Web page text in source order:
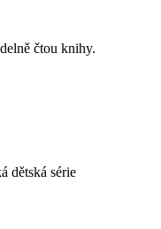
čtou knihy.
dětská série